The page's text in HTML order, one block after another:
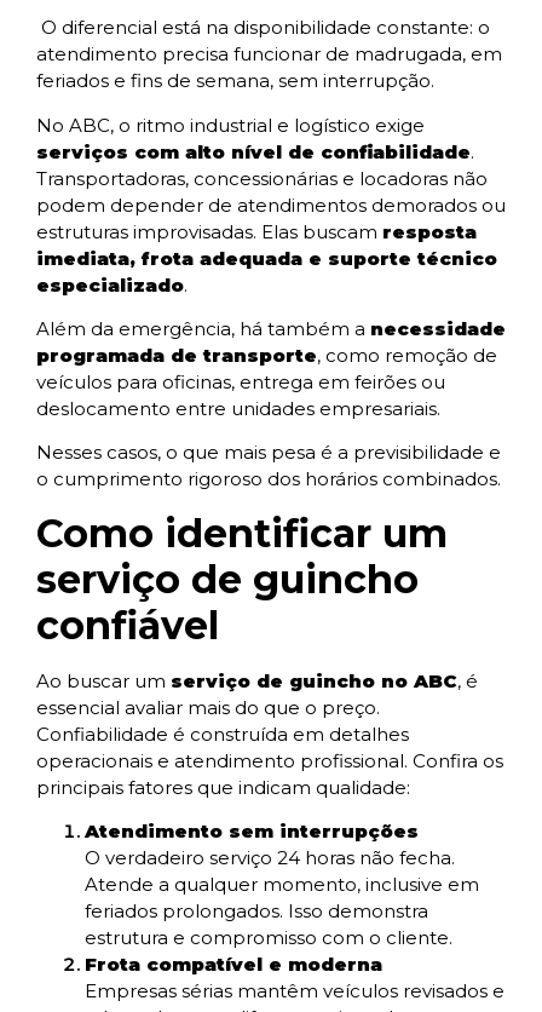
O diferencial está na disponibilidade constante: o
atendimento precisa funcionar de madrugada, em
feriados e fins de semana, sem interrupção.
No ABC, o ritmo industrial e logístico exige
serviços com alto nível de confiabilidade.
Transportadoras, concessionárias e locadoras não
podem depender de atendimentos demorados ou
estruturas improvisadas. Elas buscam resposta
imediata, frota adequada e suporte técnico
especializado.
Além da emergência, há também a necessidade
programada de transporte, como remoção de
veículos para oficinas, entrega em feirões ou
deslocamento entre unidades empresariais.
Nesses casos, o que mais pesa é a previsibilidade e
o cumprimento rigoroso dos horários combinados.
Como identificar um
serviço de guincho
confiável
Ao buscar um serviço de guincho no ABC, é
essencial avaliar mais do que o preço.
Confiabilidade é construída em detalhes
operacionais e atendimento profissional. Confira os
principais fatores que indicam qualidade:
Atendimento sem interrupções
O verdadeiro serviço 24 horas não fecha.
Atende a qualquer momento, inclusive em
feriados prolongados. Isso demonstra
estrutura e compromisso com o cliente.
Frota compatível e moderna
Empresas sérias mantêm veículos revisados e